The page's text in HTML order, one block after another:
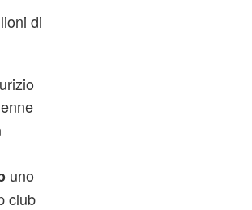
di
uno
club